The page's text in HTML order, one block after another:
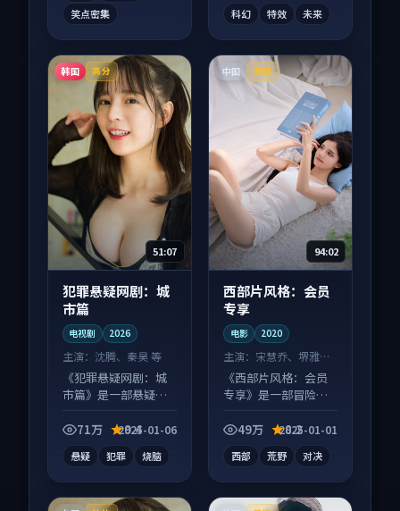
笑点密集
科幻 特效 未来
韩国 高分
51:07
犯罪悬疑网剧：城
市篇
电视剧 2026
主演： 沈腾、秦昊 等
《犯罪悬疑网剧：城
市篇》是一部悬疑向
感在线，配乐与镜头
71万 9.4
2025-01-06
悬疑 犯罪 烧脑
中国 完结
94:02
西部片风格：会员
专享
电影 2020
主演： 宋慧乔、堺雅人
等
《西部片风格：会员
专享》是一部冒险向
信息量大，适合沉浸
49万 8.2
2025-01-01
西部 荒野 对决